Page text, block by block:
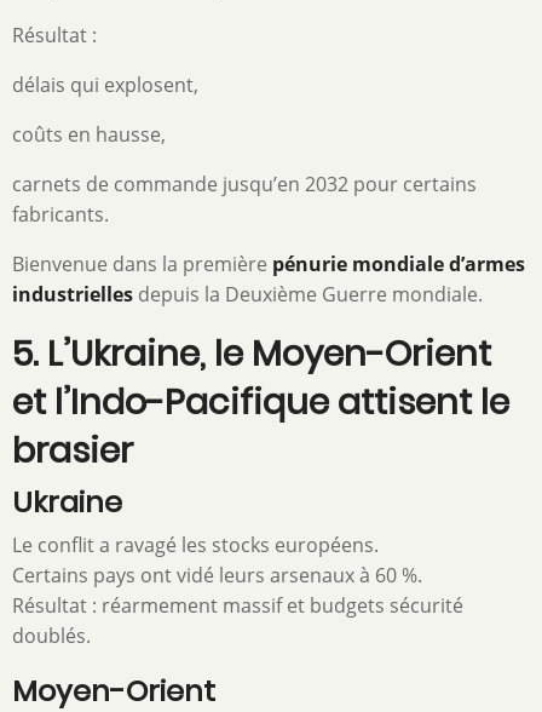
Résultat :
délais qui explosent,
coûts en hausse,
carnets de commande jusqu’en 2032 pour certains
fabricants.
Bienvenue dans la première pénurie mondiale d’armes
industrielles depuis la Deuxième Guerre mondiale.
5. L’Ukraine, le Moyen-Orient
et l’Indo-Pacifique attisent le
brasier
Ukraine
Le conflit a ravagé les stocks européens.
Certains pays ont vidé leurs arsenaux à 60 %.
Résultat : réarmement massif et budgets sécurité
doublés.
Moyen-Orient